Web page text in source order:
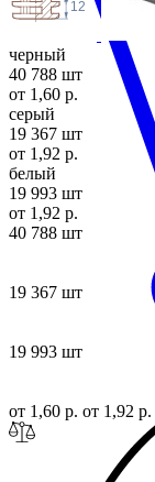
12
черный
40 788 шт
от 1,60 р.
серый
19 367 шт
от 1,92 р.
белый
19 993 шт
от 1,92 р.
40 788 шт
19 367 шт
19 993 шт
от 1,60 р. от 1,92 р.